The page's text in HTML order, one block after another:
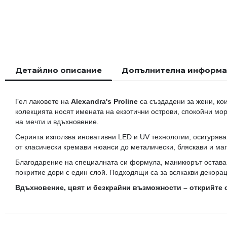
Детайлно описание
Гел лаковете на Alexandra's Proline са създадени за жени,
колекцията носят имената на екзотични острови, спокойни
на мечти и вдъхновение.
Серията използва иновативни LED и UV технологии,
от класически кремави нюанси до металически, бляскави и
Благодарение на специалната си формула, маникюрът
покритие дори с един слой. Подходящи са за всякакви
Вдъхновение, цвят и безкрайни възможности –
Допълнителна